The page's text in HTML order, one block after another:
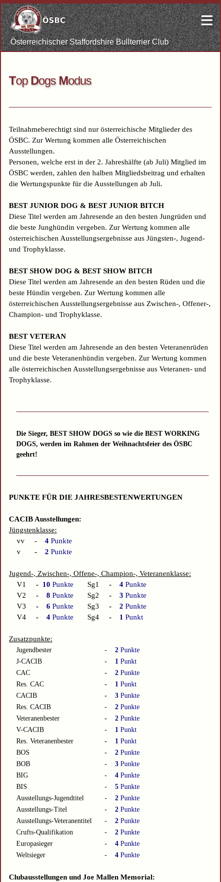
Österreichischer Staffordshire Bullterrier Club
≡
TopDogs Modus
Teilnahmeberechtigt sind nur österreichische Mitglieder des
ÖSBC. Zur Wertung kommen alle Österreichischen
Ausstellungen.
Personen, welche erst in der 2. Jahreshälfte (ab Juli) Mitglied im
ÖSBC werden, zahlen den halben Mitgliedsbeitrag und erhalten
die Wertungspunkte für die Ausstellungen ab Juli.
BEST JUNIOR DOG & BEST JUNIOR BITCH
Diese Titel werden am Jahresende an den besten Jungrüden und
die beste Junghündin vergeben. Zur Wertung kommen alle
österreichischen Ausstellungsergebnisse aus Jüngsten-, Jugend-
und Trophyklasse.
BEST SHOW DOG & BEST SHOW BITCH
Diese Titel werden am Jahresende an den besten Rüden und die
beste Hündin vergeben. Zur Wertung kommen alle
österreichischen Ausstellungsergebnisse aus Zwischen-, Offener-,
Champion- und Trophyklasse.
BEST VETERAN
Diese Titel werden am Jahresende an den besten Veteranenrüden
und die beste Veteranenhündin vergeben. Zur Wertung kommen
alle österreichischen Ausstellungsergebnisse aus Veteranen- und
Trophyklasse.
Die Sieger, BEST SHOW DOGS so wie die BEST WORKING
DOGS, werden im Rahmen der Weihnachtsfeier des ÖSBC
geehrt!
PUNKTE FÜR DIE JAHRESBESTENWERTUNGEN
CACIB Ausstellungen:
Jüngstenklasse:
vv -4 Punkte
v
-2 Punkte
Jugend-, Zwischen-, Offene-, Champion-, Veteranenklasse:
V1
- 10 Punkte Sg1 -4 Punkte
V2 -8 Punkte Sg2 -3 Punkte
V3 -6 Punkte Sg3 -2 Punkte
V4 -4 Punkte Sg4 - 1 Punkt
Zusatzpunkte:
Jugendbester
-2 Punkte
J-CACIB
- 1 Punkt
CAC
-2 Punkte
Res. CAC
- 1 Punkt
CACIB
-3 Punkte
Res. CACIB
-2 Punkte
Veteranenbester
-2 Punkte
V-CACIB
- 1 Punkt
Res. Veteranenbester
- 1 Punkt
BOS
- 2 Punkte
BOB
-3 Punkte
BIG
-4 Punkte
BIS
-5 Punkte
Ausstellungs-Jugendtitel
- 2 Punkte
Ausstellungs-Titel
- 2 Punkte
Ausstellungs-Veteranentitel
- 2 Punkte
Crufts-Qualifikation
-2 Punkte
Europasieger
-4 Punkte
Weltsieger
-4 Punkte
Clubausstellungen und Joe Mallen Memorial: